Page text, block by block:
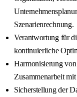
Szenarienrechnung.
Verantwortung für
kontinuierliche
Harmonisierung
Zusammenarbeit
Sicherstellung der